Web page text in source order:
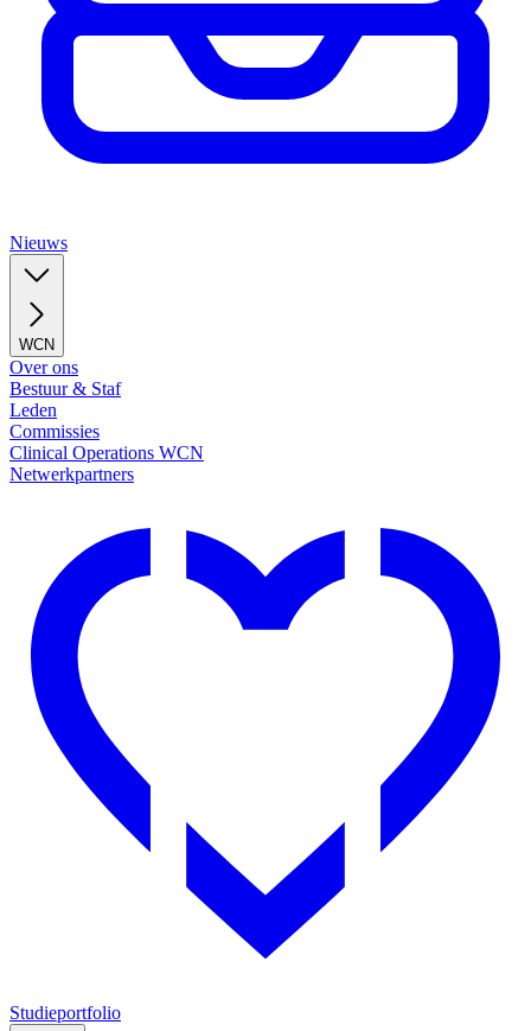
Nieuws
WCN
Over ons
Bestuur & Staf
Leden
Commissies
Clinical Operations WCN
Netwerkpartners
Studieportfolio